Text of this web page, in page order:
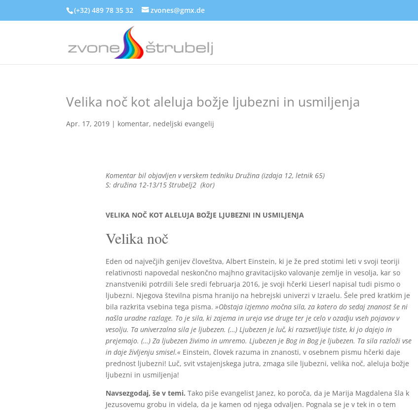
(+32) 489 78 35 32 zvones@gmx.de
Velika noč kot aleluja božje ljubezni in usmiljenja
Apr. 17, 2019 | komentar, nedeljski evangelij
Komentar bil objavljen v verskem tedniku Družina (izdaja 12, letnik 65)
S: družina 12-13/15 štrubelj2 (kor)
VELIKA NOČ KOT ALELUJA BOŽJE LJUBEZNI IN USMILJENJA
Velika noč
Eden od največjih genijev človeštva, Albert Einstein, ki je že pred stotimi leti v svoji teoriji
relativnosti napovedal neskončno majhno gravitacijsko valovanje zemlje in vesolja, kar so
znanstveniki potrdili šele sredi februarja 2016, je svoji hčerki Lieserl napisal tudi pismo o
ljubezni. Njegova številna pisma hranijo na hebrejski univerzi v Izraelu. Šele pred kratkim je
bila razkrita vsebina tega pisma. »Obstaja izjemno močna sila, za katero do sedaj znanost še ni
našla uradne razlage. To je sila, ki zajema in ureja vse druge ter je celo v ozadju vseh pojavov v
vesolju. Ta univerzalna sila je ljubezen. (…) Ljubezen je luč, ki razsvetljuje tiste, ki jo dajejo in
prejemajo. (…) Za ljubezen živimo in umremo. Ljubezen je Bog in Bog je ljubezen. Ta sila razloži vse
in daje življenju smisel.« Einstein, človek razuma in znanosti, v osebnem pismu hčerki daje
prednost ljubezni! Luč, svit vstajenjskega jutra, zmaga sile ljubezni, velika noč, aleluja božje
ljubezni in usmiljenja!
Navsezgodaj, še v temi. Tako piše evangelist Janez, ko poroča, da je Marija Magdalena šla k
Jezusovemu grobu in videla, da je kamen od njega odvaljen. Pognala se je v tek in o tem